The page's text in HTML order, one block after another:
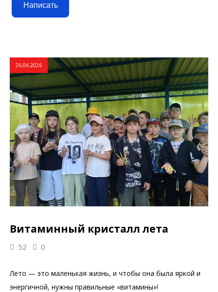
Написать
26.06.2026
Витаминный кристалл лета
52 0
Лето — это маленькая жизнь, и чтобы она была яркой и
энергичной, нужны правильные «витамины»!